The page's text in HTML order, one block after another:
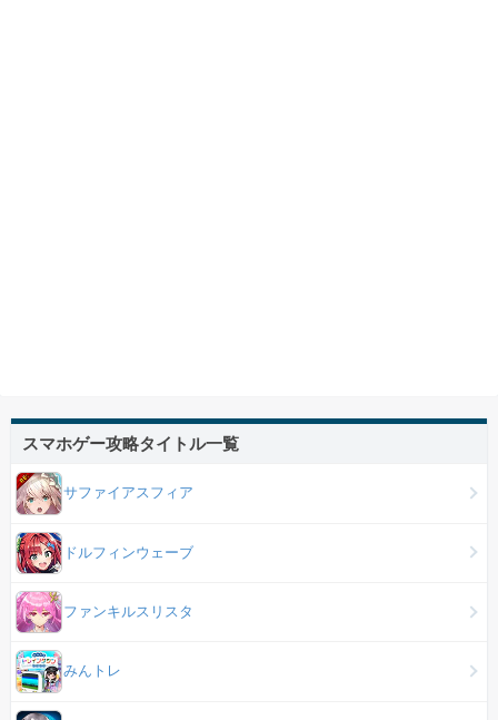
スマホゲー攻略タイトル一覧
サファイアスフィア
ドルフィンウェーブ
ファンキルスリスタ
みんトレ